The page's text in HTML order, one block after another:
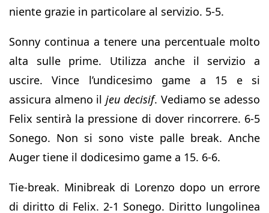
niente grazie in particolare al servizio. 5-5.
Sonny continua a tenere una percentuale molto
alta sulle prime. Utilizza anche il servizio a
uscire. Vince l’undicesimo game a 15 e si
assicura almeno iljeu decisif. Vediamo se adesso
Felix sentirà la pressione di dover rincorrere. 6-5
Sonego. Non si sono viste palle break. Anche
Auger tiene il dodicesimo game a 15. 6-6.
Tie-break. Minibreak di Lorenzo dopo un errore
di diritto di Felix. 2-1 Sonego. Diritto lungolinea